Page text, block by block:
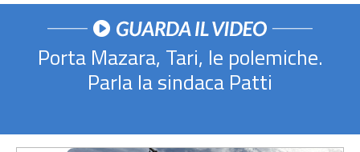
Porta Mazara, Tari, le polemiche.
Parla la sindaca Patti